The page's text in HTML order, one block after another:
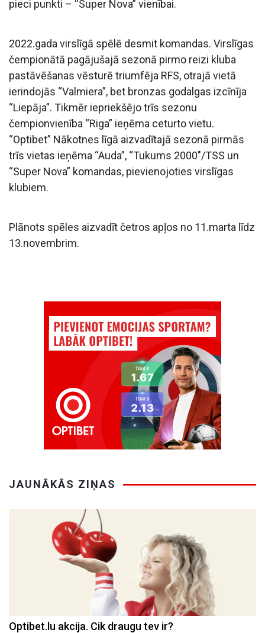
pieci punkti – “Super Nova” vienībai.
2022.gada virslīgā spēlē desmit komandas. Virslīgas
čempionātā pagājušajā sezonā pirmo reizi kluba
pastāvēšanas vēsturē triumfēja RFS, otrajā vietā
ierindojās “Valmiera”, bet bronzas godalgas izcīnīja
“Liepāja”. Tikmēr iepriekšējo trīs sezonu
čempionvienība “Riga” ieņēma ceturto vietu.
“Optibet” Nākotnes līgā aizvadītajā sezonā pirmās
trīs vietas ieņēma “Auda”, “Tukums 2000″/TSS un
“Super Nova” komandas, pievienojoties virslīgas
klubiem.
Plānots spēles aizvadīt četros apļos no 11.marta līdz
13.novembrim.
JAUNĀKĀS ZIŅAS
Optibet.lu akcija. Cik draugu tev ir?